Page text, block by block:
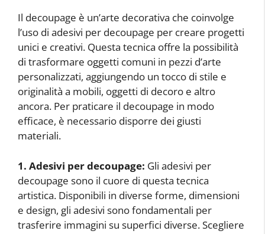
Il decoupage è un’arte decorativa che coinvolge
l’uso di adesivi per decoupage per creare progetti
unici e creativi. Questa tecnica offre la possibilità
di trasformare oggetti comuni in pezzi d’arte
personalizzati, aggiungendo un tocco di stile e
originalità a mobili, oggetti di decoro e altro
ancora. Per praticare il decoupage in modo
efficace, è necessario disporre dei giusti
materiali.
1. Adesivi per decoupage: Gli adesivi per
decoupage sono il cuore di questa tecnica
artistica. Disponibili in diverse forme, dimensioni
e design, gli adesivi sono fondamentali per
trasferire immagini su superfici diverse. Scegliere